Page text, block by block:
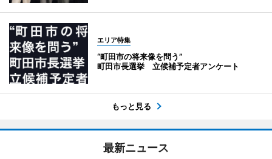
エリア特集
“町田市の将来像を問う”
町田市長選挙 立候補予定者アンケート
もっと見る
最新ニュース